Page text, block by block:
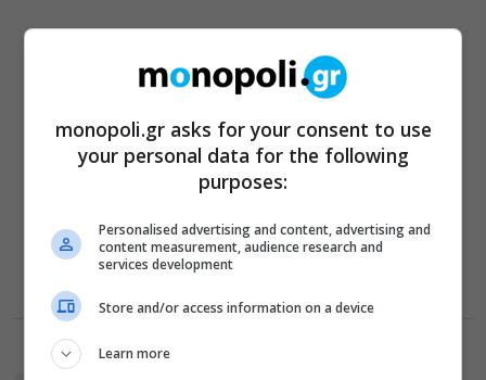
TAGS: performance art
monopoli.gr asks for your consent to use
your personal data for the following
purposes:
Personalised advertising and content, advertising and
content measurement, audience research and
services development
Store and/or access information on a device
Learn more